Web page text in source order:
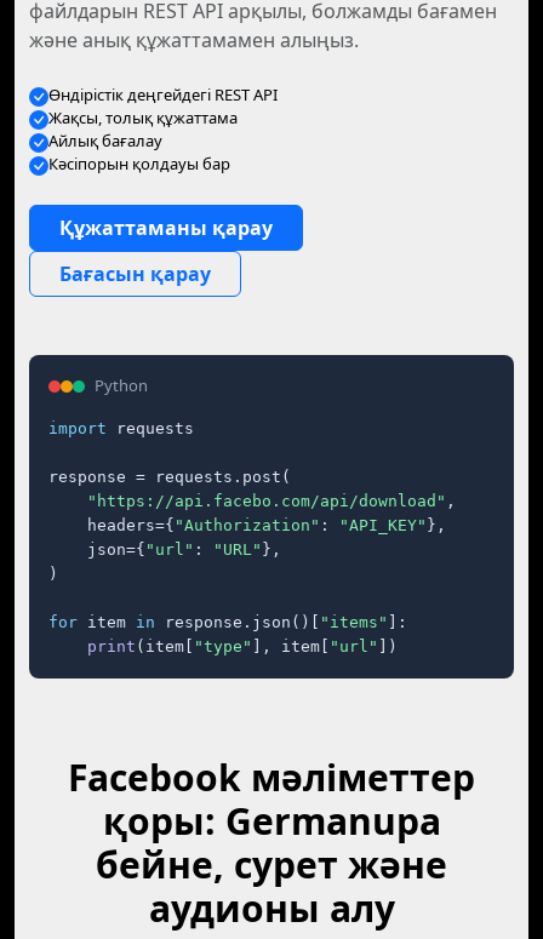
файлдарын REST API арқылы, болжамды бағамен
және анық құжаттамамен алыңыз.
Өндірістік деңгейдегі REST API
Жақсы, толық құжаттама
Айлық бағалау
Кәсіпорын қолдауы бар
Құжаттаманы қарау
Бағасын қарау
Python
import requests
response = requests.post(
"https://api.facebo.com/api/download" ,
    headers={
"Authorization" : "API_KEY" },
    json={
"url" : "URL" },
)
for item in response.json()[ "items"
]:
print (item[ "type" ], item[ "url" ])
Facebook мәліметтер
қоры: Germanupa
бейне, сурет және
аудионы алу